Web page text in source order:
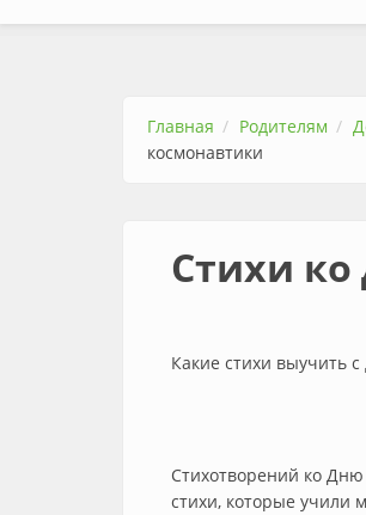
Главная Родителям
космонавтики
Стихи
Какие стихи выучить
Стихотворений ко
стихи, которые учили